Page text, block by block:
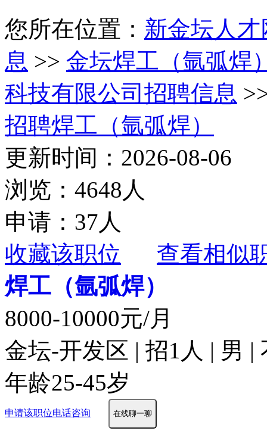
您所在位置： 新金坛人才
息 >> 金坛焊工（氩弧焊
科技有限公司招聘信息
招聘焊工（氩弧焊）
更新时间：2026-08-06
浏览：4648人
申请：37人
收藏该职位
查看相似
焊工（氩弧焊）
8000-10000元/月
金坛-开发区 | 招1人 | 男
年龄25-45岁
申请该职位电话咨询 在线聊一聊